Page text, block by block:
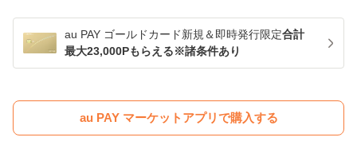
au PAY ゴールドカード新規＆即時発行限定合計
最大23,000Pもらえる※諸条件あり
au PAY マーケットアプリで購入する